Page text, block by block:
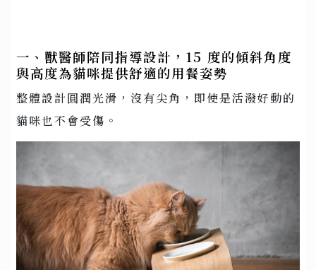
一、獸醫師陪同指導設計，15 度的傾斜角度
與高度為貓咪提供舒適的用餐姿勢
整體設計圓潤光滑，沒有尖角，即使是活潑好動的
貓咪也不會受傷。